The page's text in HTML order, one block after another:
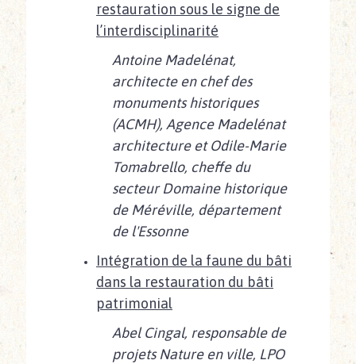
restauration sous le signe de
l’interdisciplinarité
Antoine Madelénat,
architecte en chef des
monuments historiques
(ACMH), Agence Madelénat
architecture et Odile-Marie
Tomabrello, cheffe du
secteur Domaine historique
de Méréville, département
de l'Essonne
Intégration de la faune du bâti
dans la restauration du bâti
patrimonial
Abel Cingal, responsable de
projets Nature en ville, LPO